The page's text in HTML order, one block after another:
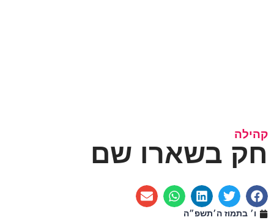
קהילה
חק בשארו שם
ו׳ בתמוז ה׳תשפ״ה